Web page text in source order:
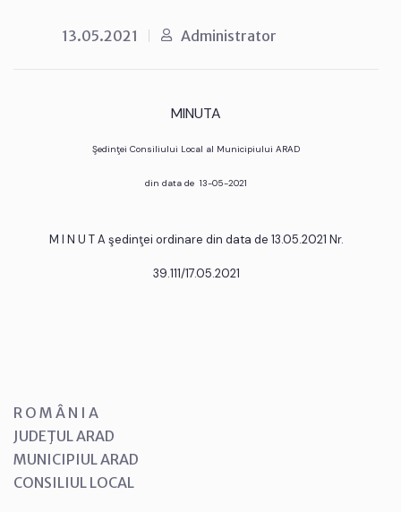
13.05.2021 Administrator
MINUTA
Şedinţei Consiliului Local al Municipiului ARAD
din data de 13-05-2021
M I N U T A şedinţei ordinare din data de 13.05.2021 Nr.
39.111/17.05.2021
R O M Â N I A
JUDEŢUL ARAD
MUNICIPIUL ARAD
CONSILIUL LOCAL